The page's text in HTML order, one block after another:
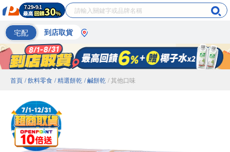
宅配 到店取貨
首頁 / 飲料零食 / 精選餅乾 / 鹹餅乾 / 其他口味